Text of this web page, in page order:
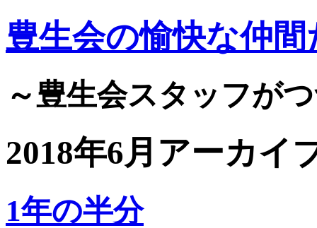
豊生会の愉快な仲間
～豊生会スタッフが
2018年6月アーカイ
1年の半分